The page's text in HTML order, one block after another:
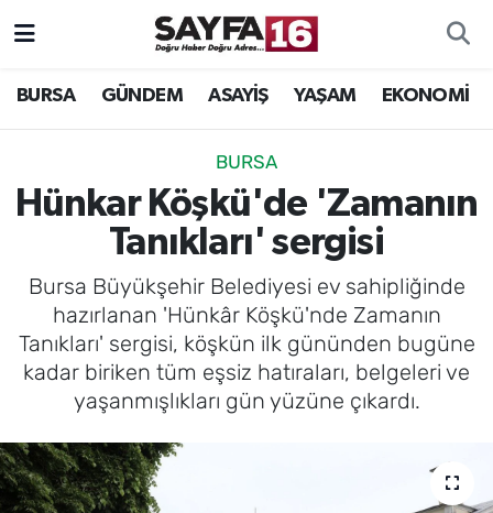
BURSA GÜNDEM ASAYİŞ YAŞAM EKONOMİ
BURSA
Hünkar Köşkü'de 'Zamanın
Tanıkları' sergisi
Bursa Büyükşehir Belediyesi ev sahipliğinde
hazırlanan 'Hünkâr Köşkü'nde Zamanın
Tanıkları' sergisi, köşkün ilk gününden bugüne
kadar biriken tüm eşsiz hatıraları, belgeleri ve
yaşanmışlıkları gün yüzüne çıkardı.
ÖZEL HABER
MAGAZİN
DÜNYA
TEKNOLOJİ
SPOR
EĞİTİM
Hava Durumu
TFF 2.Lig Beyaz Grup Puan Durumu ve Fikstür
Tüm Manşetler
Son Dakika Haberleri
Haber Arşivi